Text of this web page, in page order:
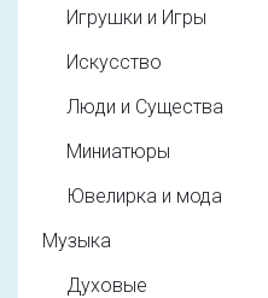
Игрушки и Игры
Искусство
Люди и Существа
Миниатюры
Ювелирка и мода
Музыка
Духовые